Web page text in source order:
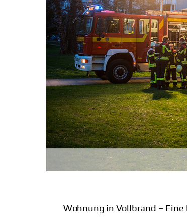
Wohnung in Vollbrand – Eine